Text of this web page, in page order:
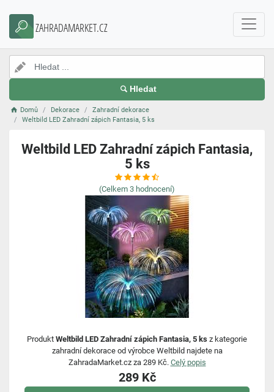
ZAHRADAMARKET.CZ
Hledat
Domů Dekorace
Zahradní dekorace
Weltbild LED Zahradní zápich Fantasia, 5 ks
Weltbild LED Zahradní zápich Fantasia,
5 ks
(Celkem 3 hodnocení)
Produkt Weltbild LED Zahradní zápich Fantasia, 5 ks z kategorie
zahradní dekorace od výrobce Weltbild najdete na
ZahradaMarket.cz za 289 Kč. Celý popis
289 Kč